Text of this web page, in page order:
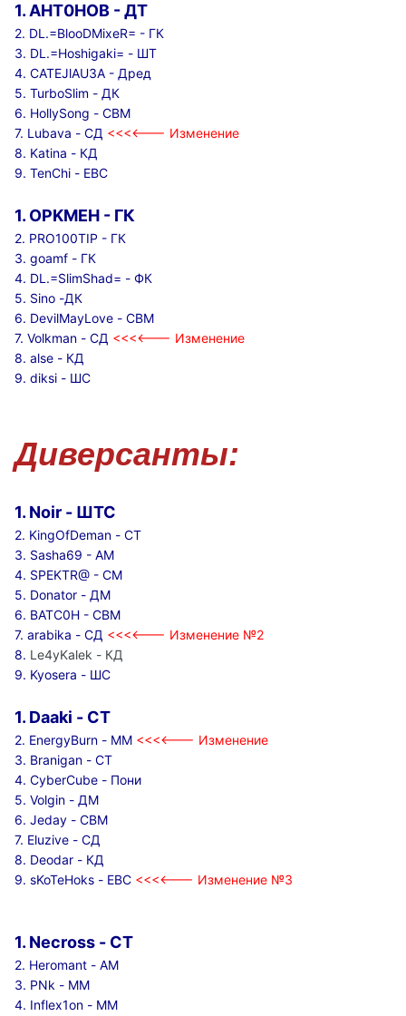
1. AHT0HOB - ДТ
2. DL.=BlooDMixeR= - ГК
3. DL.=Hoshigaki= - ШТ
4. CATEJlAU3A - Дред
5. TurboSlim - ДК
6. HollySong - СВМ
7. Lubava - СД <<<<--- Изменение
8. Katina - КД
9. TenChi - ЕВС
1. OPKMEH - ГК
2. PRO100TIP - ГК
3. goamf - ГК
4. DL.=SlimShad= - ФК
5. Sino -ДК
6. DevilMayLove - СВМ
7. Volkman - СД <<<<--- Изменение
8. alse - КД
9. diksi - ШС
Диверсанты:
1. Noir - ШТС
2. KingOfDeman - СТ
3. Sasha69 - АМ
4. SPEKTR@ - СМ
5. Donator - ДМ
6. BATC0H - СВМ
7. arabika - СД <<<<--- Изменение №2
8. Le4yKalek - КД
9. Kyosera - ШС
1. Daaki - СТ
2. EnergyBurn - ММ <<<<--- Изменение
3. Branigan - СТ
4. CyberCube - Пони
5. Volgin - ДМ
6. Jeday - СВМ
7. Eluzive - СД
8. Deodar - КД
9. sKoTeHoks - ЕВС <<<<--- Изменение №3
1. Necross - СТ
2. Heromant - АМ
3. PNk - ММ
4. Inflex1on - ММ